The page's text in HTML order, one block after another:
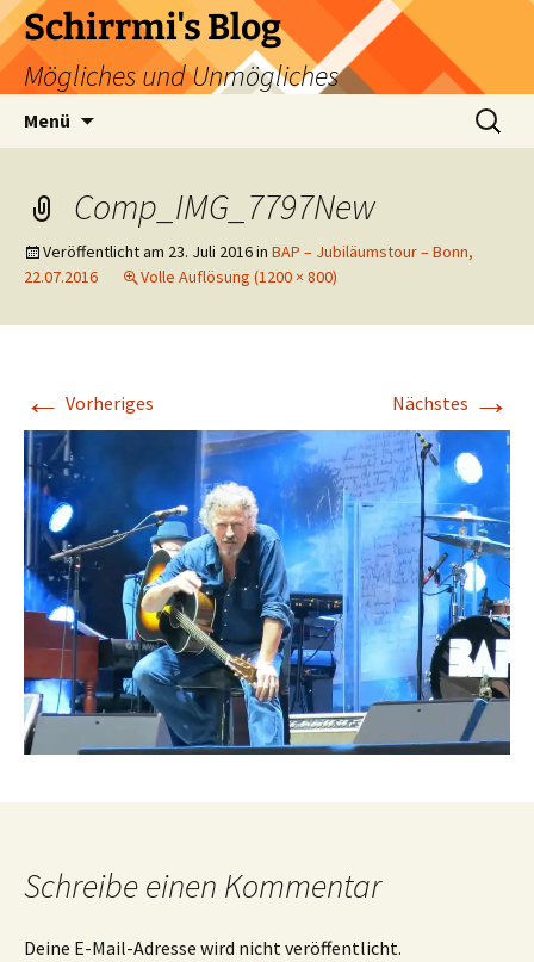
Zum
Inhalt
springen
Schirrmi's Blog
Mögliches und Unmögliches
Menü
Suchen
nach:
Comp_IMG_7797New
Veröffentlicht am 23. Juli 2016in BAP – Jubiläumstour – Bonn,
22.07.2016
Volle Auflösung (1200 × 800)
← Vorheriges Nächstes →
Schreibe einen Kommentar
Deine E-Mail-Adresse wird nicht veröffentlicht.